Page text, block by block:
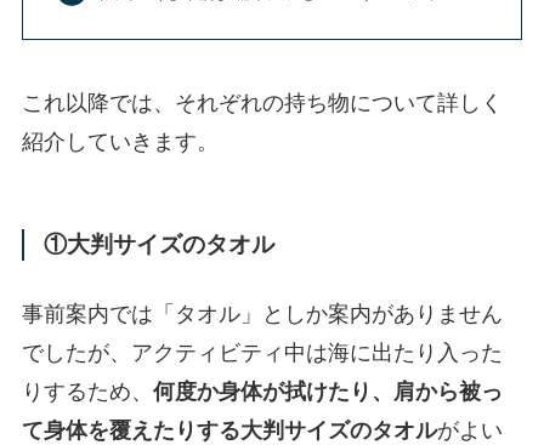
これ以降では、それぞれの持ち物について詳しく
紹介していきます。
①大判サイズのタオル
事前案内では「タオル」としか案内がありません
でしたが、アクティビティ中は海に出たり入った
りするため、 何度か身体が拭けたり、肩から被っ
て身体を覆えたりする大判サイズのタオルがよい